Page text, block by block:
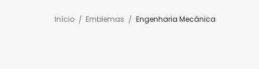
Início Emblemas Engenharia Mecânica